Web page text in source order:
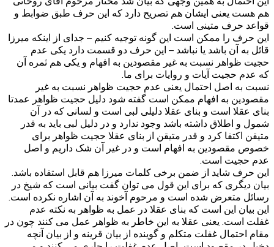
هم هست یعنی ایشان هم تصریح دارد که این حرف طبق ضوابط و
قواعد حرف متینی است.
این حرف را ممکن است این گونه توجیه کنیم – جدای از اینکه میرزا
قائل به آن باشد یا نباشد – این حرف دو قسمت دارد یکی عدم
حجیت ظواهر نسبت به غیر مقصودین به افهام و یکی هم ثمره آن
که عدم حجیت آیات و روایات برای ما.
نسبت به اصل احتمال یعنی عدم حجیت ظواهر نسبت به غیر
مقصودین به افهام ممکن است گفته شود دلیل حجیت ظواهر عمدتا
بنای عقلا است و بنای عقلا دلیلی لبی است و لسانی که در آن
شمول و اطلاق داشته باشد وجود ندارد و در دلیل لبی باید به قدر
متیقن اکتفا کرد و قدر متیقن از بنای عقلا حجیت ظواهر برای
خصوص مقصودین به افهام است و در غیر آن شک داریم و اصل
عدم حجیت است.
این حرف شاید از ضمن برخی کلمات میرزا هم قابل استفاده باشد.
بیان دیگری که برای این قول می توان گفت بیانی است که شیخ در
رسائل متعرض شده است و مرحوم آخوند به آن اشاره نکرده است.
این بیان این است که بنای عقلا در عمل به ظواهر به نکته عدم
غفلت است. یعنی عقلا به این خاطر به ظواهر عمل می کنند چون در
مقام احتمال غفلت متکلم و گوینده از بیان قرینه و از بیان آنچه